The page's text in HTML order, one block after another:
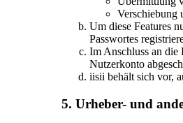
Verschiebung
Um diese Features
Passwortes
Im Anschluss an
Nutzerkonto
iisii behält sich vor,
5. Urheber- und